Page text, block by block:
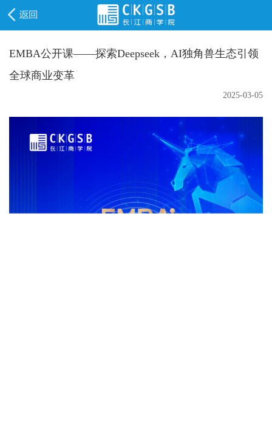
EMBA公开课——探索Deepseek，AI独角兽生态引领
全球商业变革
2025-03-05